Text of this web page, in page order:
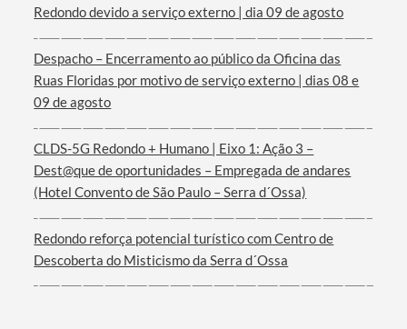
Termo de Pesquisa
Categorias gerais
Filtros
Redondo devido a serviço externo | dia 09 de agosto
Despacho – Encerramento ao público da Oficina das
Ruas Floridas por motivo de serviço externo | dias 08 e
09 de agosto
CLDS-5G Redondo + Humano | Eixo 1: Ação 3 –
Dest@que de oportunidades – Empregada de andares
(Hotel Convento de São Paulo – Serra d´Ossa)
Redondo reforça potencial turístico com Centro de
Descoberta do Misticismo da Serra d´Ossa